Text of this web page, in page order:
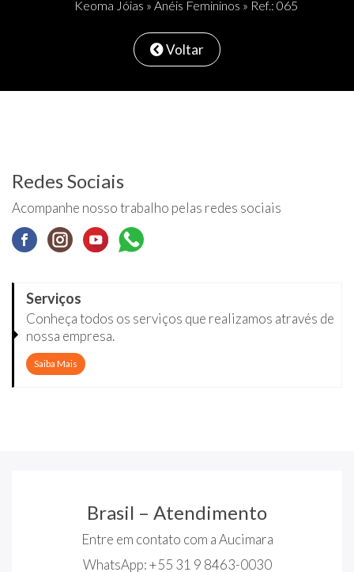
Keoma Jóias » Anéis Femininos » Ref.: 065
Voltar
Redes Sociais
Acompanhe nosso trabalho pelas redes sociais
Serviços
Conheça todos os serviços que realizamos através de
nossa empresa.
Saiba Mais
Brasil – Atendimento
Entre em contato com a Aucimara
WhatsApp: +55 31 9 8463-0030